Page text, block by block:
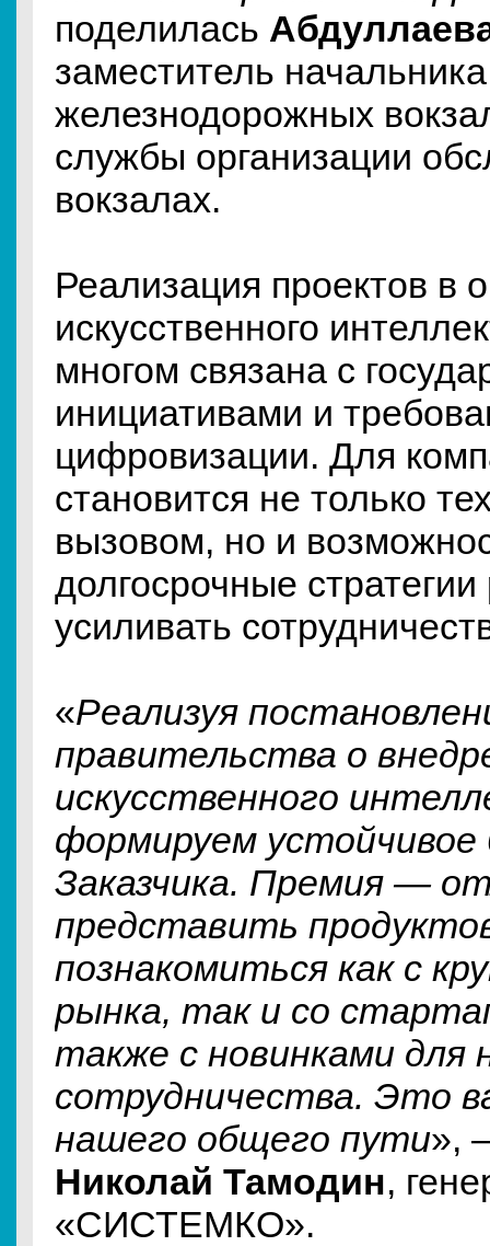
поделилась
заместитель
железнодорожных
службы организации
вокзалах.
Реализация проектов в
искусственного
многом связана с
инициативами и
цифровизации. Для
становится не только
вызовом, но и
долгосрочные
усиливать
«Реализуя
правительства о
искусственного
формируем устойчивое
Заказчика. Премия —
представить
познакомиться как с
рынка, так и со
также с новинками для
сотрудничества. Это
нашего общего пути»,
Николай Тамодин,
«СИСТЕМКО».